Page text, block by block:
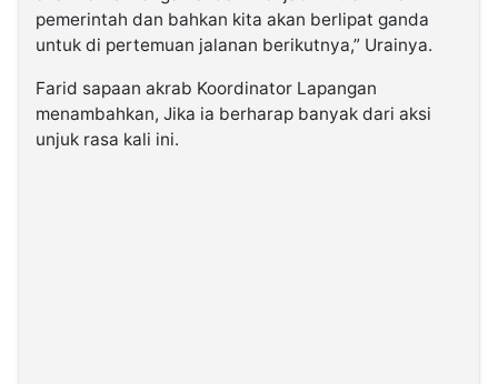
pemerintah dan bahkan kita akan berlipat ganda
untuk di pertemuan jalanan berikutnya,” Urainya.
Farid sapaan akrab Koordinator Lapangan
menambahkan, Jika ia berharap banyak dari aksi
unjuk rasa kali ini.